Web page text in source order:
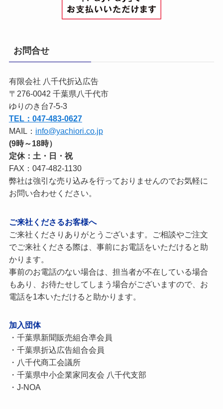
お問合せ
有限会社 八千代折込広告
〒276-0042 千葉県八千代市
ゆりのき台7-5-3
TEL：047-483-0627
MAIL： info@yachiori.co.jp
(9時～18時）
定休：土・日・祝
FAX：047-482-1130
弊社は強引な売り込みを行っておりませんのでお気軽に
お問い合わせください。
ご来社くださるお客様へ
ご来社くださりありがとうございます。ご相談やご注文
でご来社くださる際は、事前にお電話をいただけると助
かります。
事前のお電話のない場合は、担当者が不在している場合
もあり、お待たせしてしまう場合がございますので、お
電話を1本いただけると助かります。
加入団体
・千葉県新聞販売組合凖会員
・千葉県折込広告組合会員
・八千代商工会議所
・千葉県中小企業家同友会 八千代支部
・J-NOA